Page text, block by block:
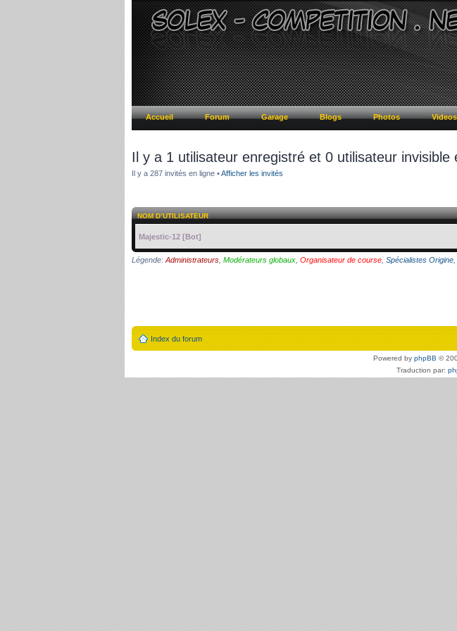
Accueil Forum Garage Blogs Photos Videos
Il y a 1 utilisateur enregistré et 0 utilisateur invisible
Il y a 287 invités en ligne •Afficher les invités
NOM D’UTILISATEUR
Majestic-12 [Bot]
Légende: Administrateurs Modérateurs globaux Organisateur de course Spécialistes Origine
Index du forum
Powered by phpBB ©
Traduction par: